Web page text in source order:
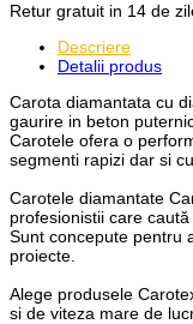
Retur gratuit in 14 de
Descriere
Detalii produs
Carota diamantata cu
gaurire in beton
Carotele ofera o
segmenti rapizi dar si
Carotele diamantate
profesionistii care
Sunt concepute pentru
proiecte.
Alege produsele
si de viteza mare de